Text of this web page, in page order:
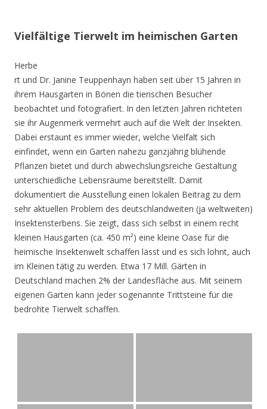
Vielfältige Tierwelt im heimischen Garten
Herbe
rt und Dr. Janine Teuppenhayn haben seit über 15 Jahren in
ihrem Hausgarten in Bönen die tierischen Besucher
beobachtet und fotografiert. In den letzten Jahren richteten
sie ihr Augenmerk vermehrt auch auf die Welt der Insekten.
Dabei erstaunt es immer wieder, welche Vielfalt sich
einfindet, wenn ein Garten nahezu ganzjährig blühende
Pflanzen bietet und durch abwechslungsreiche Gestaltung
unterschiedliche Lebensräume bereitstellt. Damit
dokumentiert die Ausstellung einen lokalen Beitrag zu dem
sehr aktuellen Problem des deutschlandweiten (ja weltweiten)
Insektensterbens. Sie zeigt, dass sich selbst in einem recht
kleinen Hausgarten (ca. 450 m²) eine kleine Oase für die
heimische Insektenwelt schaffen lässt und es sich lohnt, auch
im Kleinen tätig zu werden. Etwa 17 Mill. Gärten in
Deutschland machen 2% der Landesfläche aus. Mit seinem
eigenen Garten kann jeder sogenannte Trittsteine für die
bedrohte Tierwelt schaffen.